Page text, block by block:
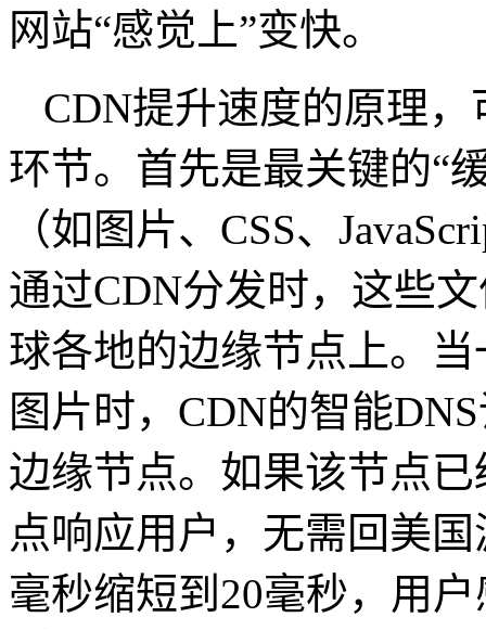
网站“感觉上”变快。
CDN提升速度的原理
环节。首先是最关键的“
（如图片、 CSS、
通过CDN分发时，这些
球各地的边缘节点上。
图片时， CDN的智能DNS
边缘节点。如果该节点
点响应用户，无需回美
毫秒缩短到 20毫秒，用